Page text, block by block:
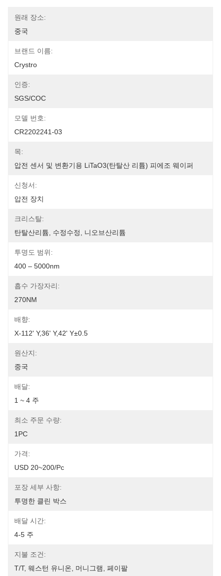
원래 장소:
중국
브랜드 이름:
Crystro
인증:
SGS/COC
모델 번호:
CR2202241-03
목:
압전 센서 및 변환기용 LiTaO3(탄탈산 리튬) 피에조 웨이퍼
신청서:
압전 장치
크리스탈:
탄탈산리튬, 수정수정, 니오브산리튬
투명도 범위:
400 – 5000nm
흡수 가장자리:
270NM
배향:
X-112' Y,36' Y,42' Y±0.5
원산지:
중국
배달:
1 ~ 4 주
최소 주문 수량:
1PC
가격:
USD 20~200/pc
포장 세부 사항:
투명한 클린 박스
배달 시간:
4-5 주
지불 조건:
T/T, 웨스턴 유니온, 머니그램, 페이팔